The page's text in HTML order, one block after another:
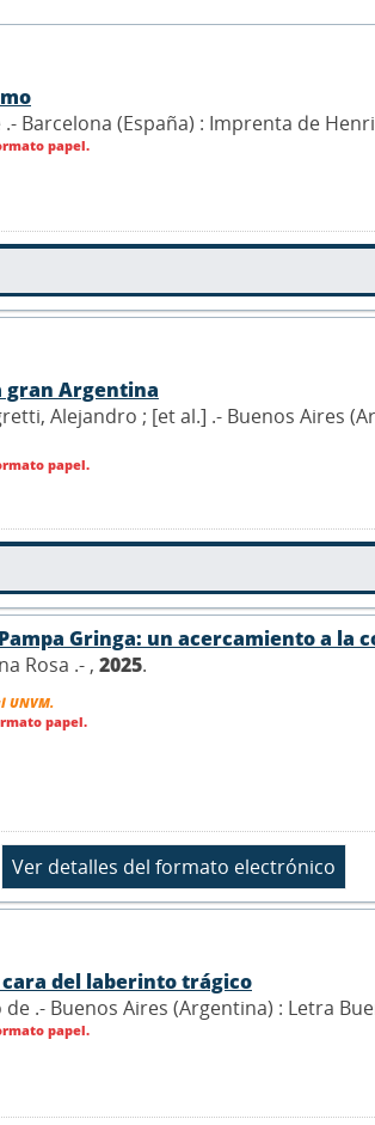
Barcelona (España) : Imprenta de
papel.
gran Argentina
Alejandro ; [et al.] .- Buenos Aires
papel.
Gringa: un acercamiento a la
Rosa .- , 2025.
UNVM.
papel.
del laberinto trágico
.- Buenos Aires (Argentina) : Letra
papel.